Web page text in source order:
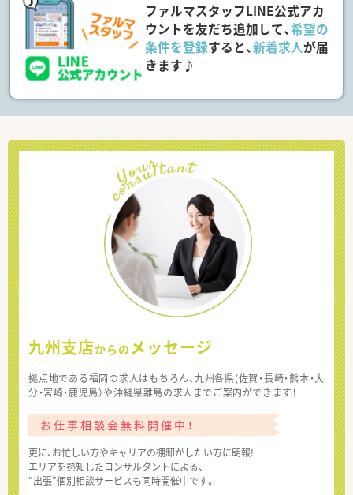
ファルマスタッフLINE公式アカ
ウントを友だち追加して、希望の
条件を登録すると、新着求人が届
きます♪
九州支店からの メッセージ
拠点地である福岡の求人はもちろん、九州各県(佐賀・長崎・熊本・大
分・宮崎・鹿児島）や沖縄県離島の求人までご案内ができます！
お仕事相談会無料開催中！
更に、お忙しい方やキャリアの棚卸がしたい方に朗報!
エリアを熟知したコンサルタントによる、
“出張”個別相談サービスも同時開催中です。